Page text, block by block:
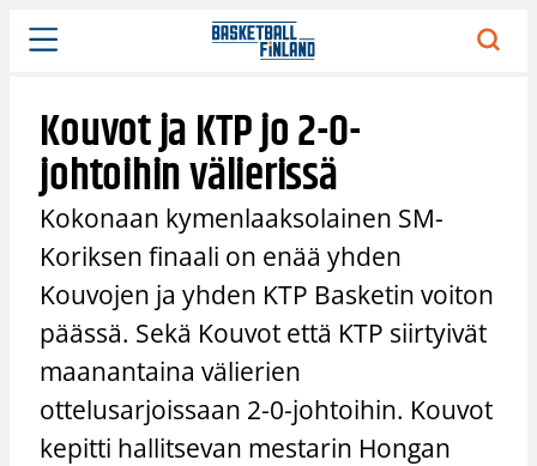
Siirry
sisältöön
Kouvot ja KTP jo 2-0-
johtoihin välierissä
Kokonaan kymenlaaksolainen SM-
Koriksen finaali on enää yhden
Kouvojen ja yhden KTP Basketin voiton
päässä. Sekä Kouvot että KTP siirtyivät
maanantaina välierien
ottelusarjoissaan 2-0-johtoihin. Kouvot
kepitti hallitsevan mestarin Hongan